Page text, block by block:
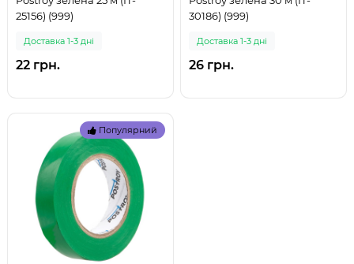
25156) (999)
Доставка 1-3 дні
22 грн.
30186) (999)
Доставка 1-3 дні
26 грн.
Популярний